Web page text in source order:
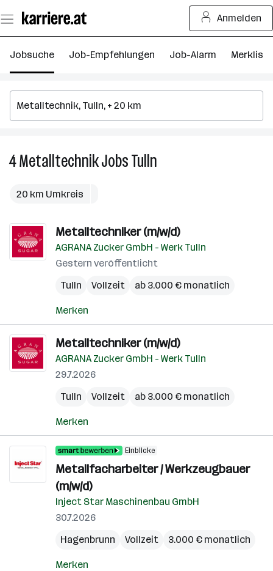
Seiteninhalt
springen
Anmelden
Jobsuche Job-Empfehlungen Job-Alarm Merkliste
4MetalltechnikJobsTulln
20 km Umkreis
Metalltechniker (m/w/d)
AGRANA Zucker GmbH - Werk Tulln
Gestern veröffentlicht
Tulln
Vollzeit ab 3.000 € monatlich
Merken
Metalltechniker (m/w/d)
AGRANA Zucker GmbH - Werk Tulln
29.7.2026
Tulln
Vollzeit ab 3.000 € monatlich
Merken
Einblicke
Metallfacharbeiter / Werkzeugbauer
(m/w/d)
Inject Star Maschinenbau GmbH
30.7.2026
Hagenbrunn
Vollzeit 3.000 € monatlich
Merken